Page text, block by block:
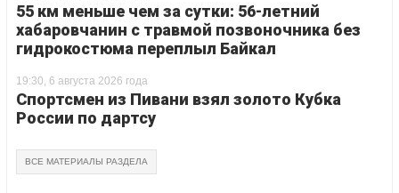
55 км меньше чем за сутки: 56-летний
хабаровчанин с травмой позвоночника без
гидрокостюма переплыл Байкал
19:30, 6 августа 2026 года
Спортсмен из Пивани взял золото Кубка
России по дартсу
ВСЕ МАТЕРИАЛЫ РАЗДЕЛА